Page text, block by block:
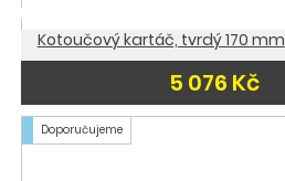
Kotoučový kartáč, tvrdý 170 mm
5 076 Kč
Doporučujeme